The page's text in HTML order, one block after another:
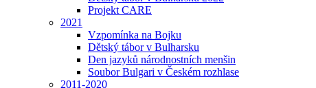
Projekt CARE
2021
Vzpomínka na Bojku
Dětský tábor v Bulharsku
Den jazyků národnostních menšin
Soubor Bulgari v Českém rozhlase
2011-2020